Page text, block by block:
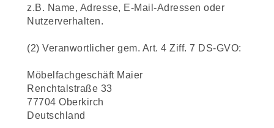
z.B. Name, Adresse, E-Mail-Adressen oder
Nutzerverhalten.
(2) Veranwortlicher gem. Art. 4 Ziff. 7 DS-GVO:
Möbelfachgeschäft Maier
Renchtalstraße 33
77704 Oberkirch
Deutschland